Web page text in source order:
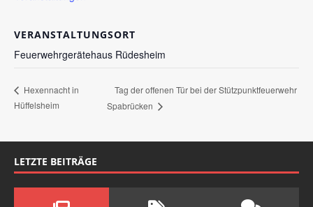
VERANSTALTUNGSORT
Feuerwehrgerätehaus Rüdesheim
Hexennacht in
Hüffelsheim
Tag der offenen Tür bei der Stützpunktfeuerwehr
Spabrücken
LETZTE BEITRÄGE